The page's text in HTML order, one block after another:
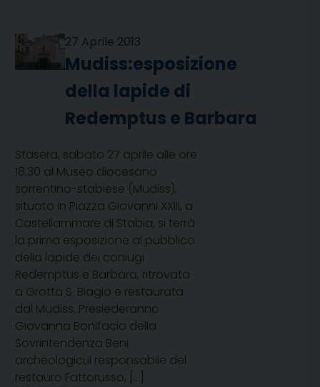
27 Aprile 2013
Mudiss:esposizione
della lapide di
Redemptus e Barbara
Stasera, sabato 27 aprile alle ore
18,30 al Museo diocesano
sorrentino-stabiese (Mudiss),
situato in Piazza Giovanni XXIII, a
Castellammare di Stabia, si terrà
la prima esposizione al pubblico
della lapide dei coniugi
Redemptus e Barbara, ritrovata
a Grotta S. Biagio e restaurata
dal Mudiss. Presiederanno
Giovanna Bonifacio della
Sovrintendenza Beni
archeologici,il responsabile del
restauro Fattorusso, […]